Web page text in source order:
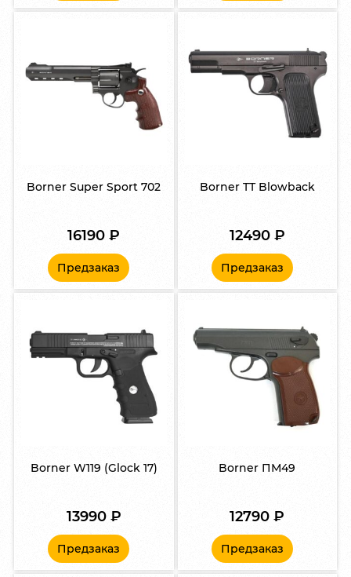
Borner Super Sport 702
16190₽
Предзаказ
Borner TT Blowback
12490 ₽
Предзаказ
Borner W119 (Glock 17)
13990 ₽
Предзаказ
Borner ПМ49
12790₽
Предзаказ